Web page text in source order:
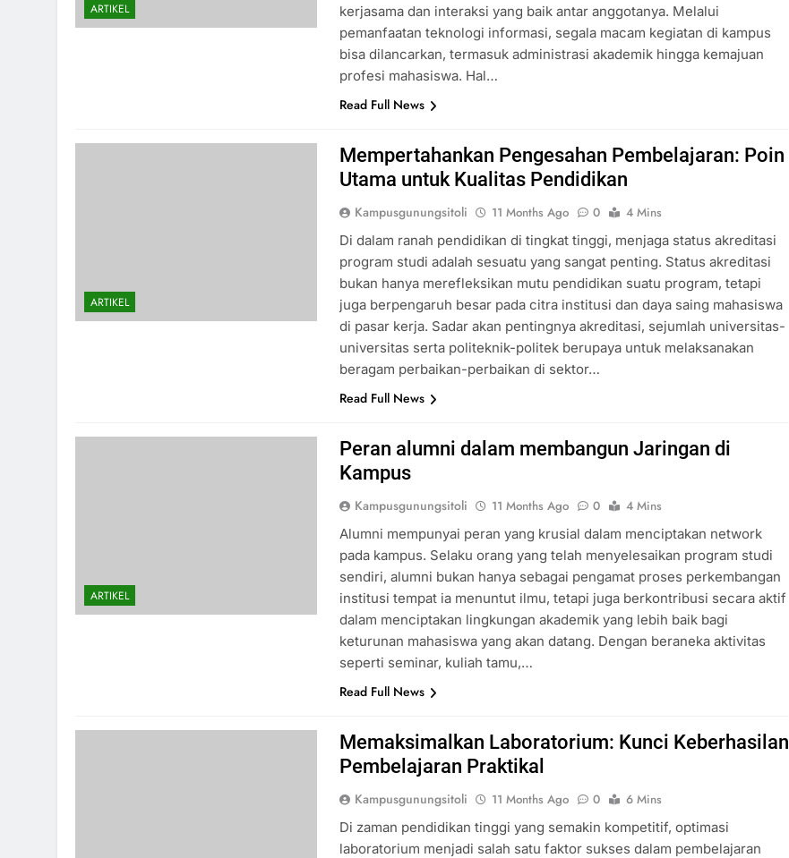
ARTIKEL
kerjasama dan interaksi yang baik antar anggotanya. Melalui
pemanfaatan teknologi informasi, segala macam kegiatan di kampus
bisa dilancarkan, termasuk administrasi akademik hingga kemajuan
profesi mahasiswa. Hal…
Read Full News
ARTIKEL
Mempertahankan Pengesahan Pembelajaran: Poin
Utama untuk Kualitas Pendidikan
Kampusgunungsitoli 11 Months Ago 0
4 Mins
Di dalam ranah pendidikan di tingkat tinggi, menjaga status akreditasi
program studi adalah sesuatu yang sangat penting. Status akreditasi
bukan hanya merefleksikan mutu pendidikan suatu program, tetapi
juga berpengaruh besar pada citra institusi dan daya saing mahasiswa
di pasar kerja. Sadar akan pentingnya akreditasi, sejumlah universitas-
universitas serta politeknik-politek berupaya untuk melaksanakan
beragam perbaikan-perbaikan di sektor…
Read Full News
ARTIKEL
Peran alumni dalam membangun Jaringan di
Kampus
Kampusgunungsitoli 11 Months Ago 0
4 Mins
Alumni mempunyai peran yang krusial dalam menciptakan network
pada kampus. Selaku orang yang telah menyelesaikan program studi
sendiri, alumni bukan hanya sebagai pengamat proses perkembangan
institusi tempat ia menuntut ilmu, tetapi juga berkontribusi secara aktif
dalam menciptakan lingkungan akademik yang lebih baik bagi
keturunan mahasiswa yang akan datang. Dengan beraneka aktivitas
seperti seminar, kuliah tamu,…
Read Full News
Memaksimalkan Laboratorium: Kunci Keberhasilan
Pembelajaran Praktikal
Kampusgunungsitoli 11 Months Ago 0
6 Mins
Di zaman pendidikan tinggi yang semakin kompetitif, optimasi
laboratorium menjadi salah satu faktor sukses dalam pembelajaran